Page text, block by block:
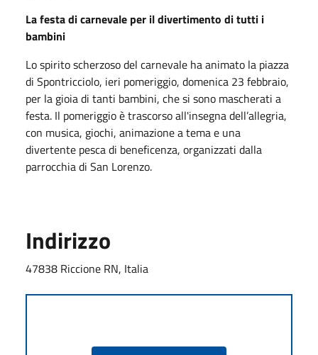
La festa di carnevale per il divertimento di tutti i
bambini
Lo spirito scherzoso del carnevale ha animato la piazza
di Spontricciolo, ieri pomeriggio, domenica 23 febbraio,
per la gioia di tanti bambini, che si sono mascherati a
festa. Il pomeriggio è trascorso all'insegna dell’allegria,
con musica, giochi, animazione a tema e una
divertente pesca di beneficenza, organizzati dalla
parrocchia di San Lorenzo.
Indirizzo
47838 Riccione RN, Italia